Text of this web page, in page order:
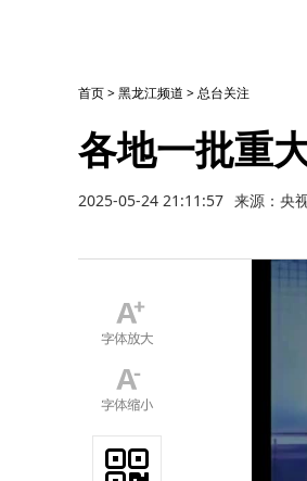
首页>黑龙江频道 >总台关注
各地一批重
2025-05-24 21:11:57 来源：央